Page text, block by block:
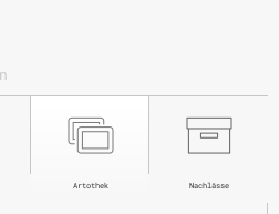
Nachlässe
Artothek